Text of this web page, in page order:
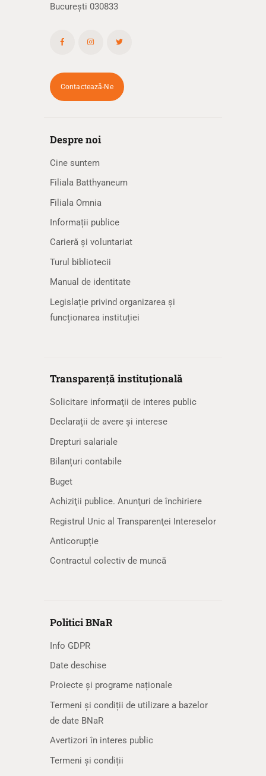
București 030833
Contactează-Ne
Despre noi
Cine suntem
Filiala Batthyaneum
Filiala Omnia
Informații publice
Carieră și voluntariat
Turul bibliotecii
Manual de identitate
Legislație privind organizarea și
funcționarea instituției
Transparență instituțională
Solicitare informaţii de interes public
Declarații de avere și interese
Drepturi salariale
Bilanțuri contabile
Buget
Achiziţii publice. Anunţuri de închiriere
Registrul Unic al Transparenţei Intereselor
Anticorupție
Contractul colectiv de muncă
Politici BNaR
Info GDPR
Date deschise
Proiecte și programe naționale
Termeni și condiții de utilizare a bazelor
de date BNaR
Avertizori în interes public
Termeni și condiții